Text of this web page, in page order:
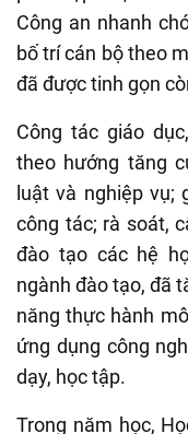
Công an nhanh
bố trí cán bộ theo
đã được tinh gọn
Công tác giáo
theo hướng tăng
luật và nghiệp
công tác; rà soát,
đào tạo các hệ
ngành đào tạo, đã
năng thực hành
ứng dụng công
dạy, học tập.
Trong năm học,